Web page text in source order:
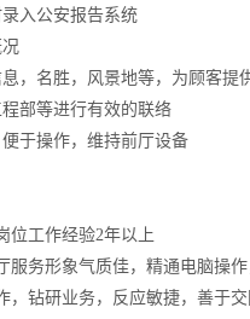
入公安报告系统
，名胜，风景地等，为顾客提
部等进行有效的联络
于操作，维持前厅设备
位工作经验2年以上
服务形象气质佳，精通电脑操
，钻研业务，反应敏捷，善于